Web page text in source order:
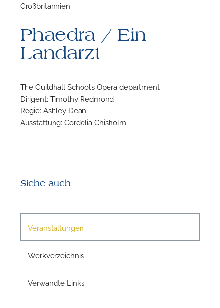
Großbritannien
Phaedra / Ein
Landarzt
The Guildhall School’s Opera department
Dirigent: Timothy Redmond
Regie: Ashley Dean
Ausstattung: Cordelia Chisholm
Siehe auch
Veranstaltungen
Werkverzeichnis
Verwandte Links